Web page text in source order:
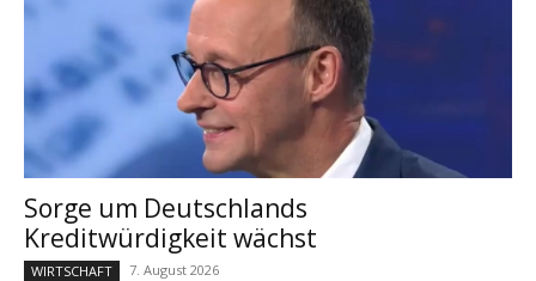
Sorge um Deutschlands
Kreditwürdigkeit wächst
WIRTSCHAFT 7. August 2026